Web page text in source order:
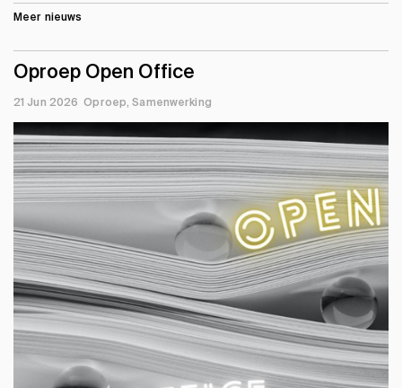
Meer nieuws
Oproep Open Office
21 Jun 2026 Oproep Samenwerking